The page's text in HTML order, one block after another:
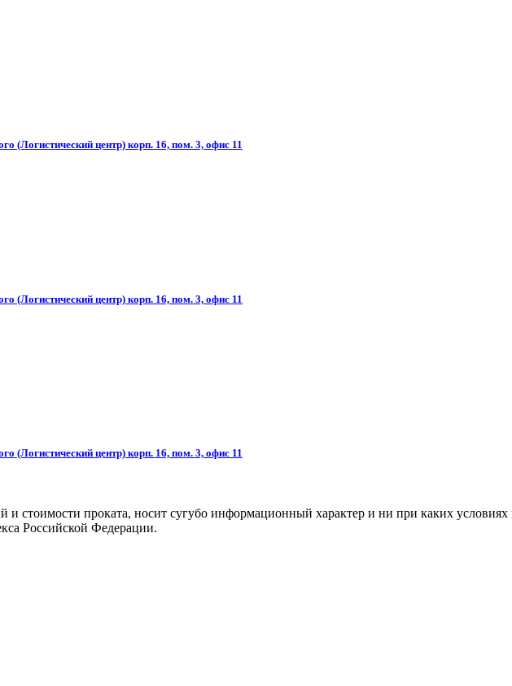
центр) корп. 16, пом. 3, офис 11
центр) корп. 16, пом. 3, офис 11
центр) корп. 16, пом. 3, офис 11
и стоимости проката, носит сугубо информационный характер и ни при каких условиях
Российской Федерации.